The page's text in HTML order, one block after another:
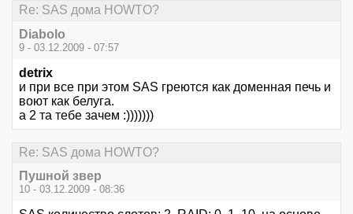
Re: SAS дома HOWTO?
Diabolo
9 - 03.12.2009 - 07:57
detrix
и при все при этом SAS греются как доменная печь и
воют как белуга.
а 2 та тебе зачем :)))))))
Re: SAS дома HOWTO?
Пушной звер
10 - 03.12.2009 - 08:36